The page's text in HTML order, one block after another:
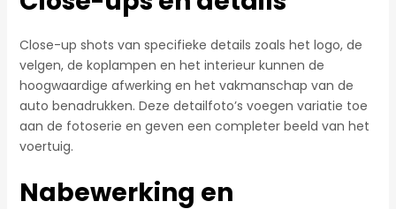
Close-up shots van specifieke details zoals het logo, de
velgen, de koplampen en het interieur kunnen de
hoogwaardige afwerking en het vakmanschap van de
auto benadrukken. Deze detailfoto’s voegen variatie toe
aan de fotoserie en geven een completer beeld van het
voertuig.
Nabewerking en